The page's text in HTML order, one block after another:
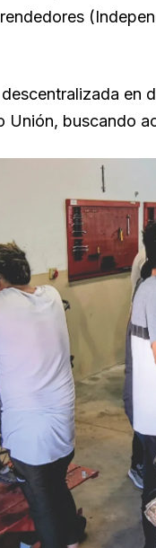
Unión, buscando